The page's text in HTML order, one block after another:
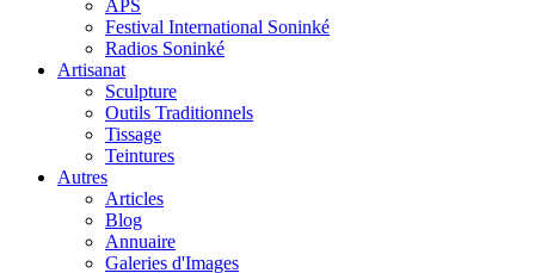
APS
Festival International Soninké
Radios Soninké
Artisanat
Sculpture
Outils Traditionnels
Tissage
Teintures
Autres
Articles
Blog
Annuaire
Galeries d'Images